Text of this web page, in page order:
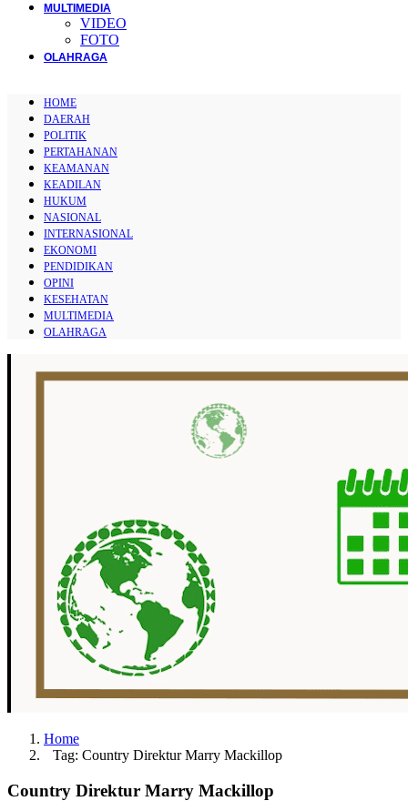
MULTIMEDIA
VIDEO
FOTO
OLAHRAGA
HOME
DAERAH
POLITIK
PERTAHANAN
KEAMANAN
KEADILAN
HUKUM
NASIONAL
INTERNASIONAL
EKONOMI
PENDIDIKAN
OPINI
KESEHATAN
MULTIMEDIA
OLAHRAGA
Home
Tag: Country Direktur Marry Mackillop
Country Direktur Marry Mackillop